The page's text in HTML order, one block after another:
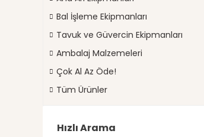
Bal İşleme Ekipmanları
Tavuk ve Güvercin Ekipmanları
Ambalaj Malzemeleri
Çok Al Az Öde!
Tüm Ürünler
Hızlı Arama